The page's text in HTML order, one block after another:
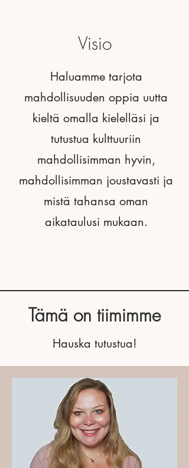
Visio
Haluamme tarjota
mahdollisuuden oppia uutta
kieltä omalla kielelläsi ja
tutustua kulttuuriin
mahdollisimman hyvin,
mahdollisimman joustavasti ja
mistä tahansa oman
aikataulusi mukaan.
Tämä on tiimimme
Hauska tutustua!